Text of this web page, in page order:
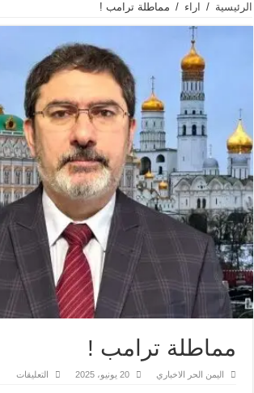
الرئيسية / اراء / مماطلة ترامب !
مماطلة ترامب !
اليمن الحر الاخباري 20 يونيو، 2025 التعليقات